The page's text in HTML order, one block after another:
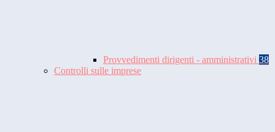
Provvedimenti dirigenti - amministrativi 38
Controlli sulle imprese